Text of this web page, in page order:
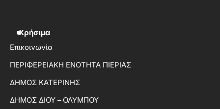
Χρήσιμα
Επικοινωνία
ΠΕΡΙΦΕΡΕΙΑΚΗ ΕΝΟΤΗΤΑ ΠΙΕΡΙΑΣ
ΔΗΜΟΣ ΚΑΤΕΡΙΝΗΣ
ΔΗΜΟΣ ΔΙΟΥ – ΟΛΥΜΠΟΥ